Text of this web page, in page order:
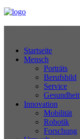
Startseite
Mensch
Porträts
Berufsbild
Service
Gesundheit
Innovation
Mobilität
Robotik
Forschung